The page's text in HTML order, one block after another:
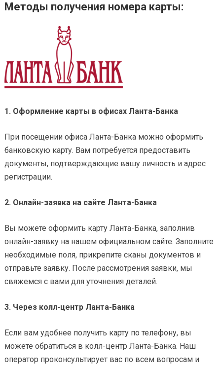
Методы получения номера карты:
1. Оформление карты в офисах Ланта-Банка
При посещении офиса Ланта-Банка можно оформить
банковскую карту. Вам потребуется предоставить
документы, подтверждающие вашу личность и адрес
регистрации.
2. Онлайн-заявка на сайте Ланта-Банка
Вы можете оформить карту Ланта-Банка, заполнив
онлайн-заявку на нашем официальном сайте. Заполните
необходимые поля, прикрепите сканы документов и
отправьте заявку. После рассмотрения заявки, мы
свяжемся с вами для уточнения деталей.
3. Через колл-центр Ланта-Банка
Если вам удобнее получить карту по телефону, вы
можете обратиться в колл-центр Ланта-Банка. Наш
оператор проконсультирует вас по всем вопросам и